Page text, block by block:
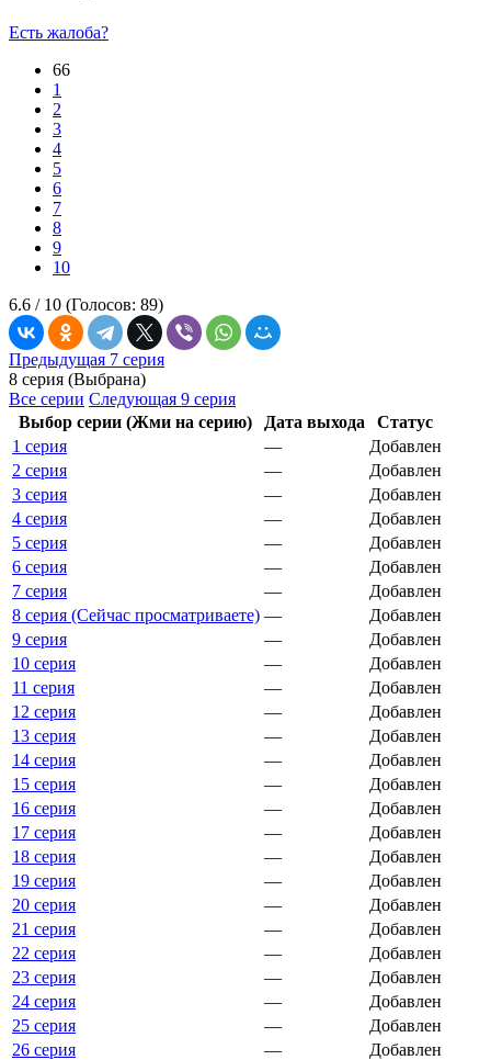
Есть жалоба?
66
1
2
3
4
5
6
7
8
9
10
6.6 / 10 (Голосов: 89)
Предыдущая 7 серия
8 серия (Выбрана)
Все серии Следующая 9 серия
Выбор серии (Жми на серию)
Дата выхода
Статус
1 серия
—
Добавлен
2 серия
—
Добавлен
3 серия
—
Добавлен
4 серия
—
Добавлен
5 серия
—
Добавлен
6 серия
—
Добавлен
7 серия
—
Добавлен
8 серия (Сейчас просматриваете) —
Добавлен
9 серия
—
Добавлен
10 серия
—
Добавлен
11 серия
—
Добавлен
12 серия
—
Добавлен
13 серия
—
Добавлен
14 серия
—
Добавлен
15 серия
—
Добавлен
16 серия
—
Добавлен
17 серия
—
Добавлен
18 серия
—
Добавлен
19 серия
—
Добавлен
20 серия
—
Добавлен
21 серия
—
Добавлен
22 серия
—
Добавлен
23 серия
—
Добавлен
24 серия
—
Добавлен
25 серия
—
Добавлен
26 серия
—
Добавлен